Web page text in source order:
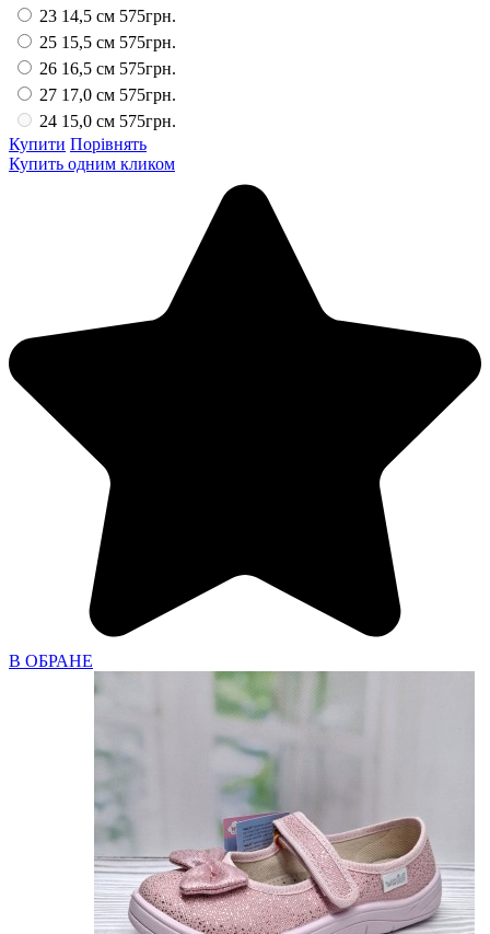
23 14,5 см 575грн.
25 15,5 см 575грн.
26 16,5 см 575грн.
27 17,0 см 575грн.
24 15,0 см 575грн.
Купити Порівнять
Купить одним кликом
В ОБРАНЕ